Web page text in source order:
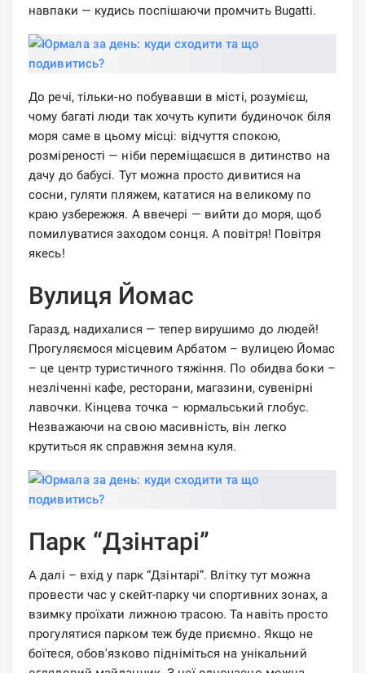
навпаки — кудись поспішаючи промчить Bugatti.
До речі, тільки-но побувавши в місті, розумієш,
чому багаті люди так хочуть купити будиночок біля
моря саме в цьому місці: відчуття спокою,
розміреності — ніби переміщаєшся в дитинство на
дачу до бабусі. Тут можна просто дивитися на
сосни, гуляти пляжем, кататися на великому по
краю узбережжя. А ввечері — вийти до моря, щоб
помилуватися заходом сонця. А повітря! Повітря
якесь!
Вулиця Йомас
Гаразд, надихалися — тепер вирушимо до людей!
Прогуляємося місцевим Арбатом – вулицею Йомас
– це центр туристичного тяжіння. По обидва боки –
незліченні кафе, ресторани, магазини, сувенірні
лавочки. Кінцева точка – юрмальський глобус.
Незважаючи на свою масивність, він легко
крутиться як справжня земна куля.
Парк “Дзінтарі”
А далі – вхід у парк “Дзінтарі”. Влітку тут можна
провести час у скейт-парку чи спортивних зонах, а
взимку проїхати лижною трасою. Та навіть просто
прогулятися парком теж буде приємно. Якщо не
боїтеся, обов'язково підніміться на унікальний